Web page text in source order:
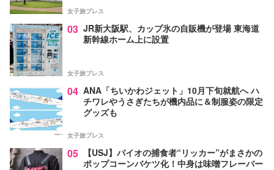
女子旅プレス
03 JR新大阪駅、カップ氷の自販機が登場 東海道
新幹線ホーム上に設置
女子旅プレス
04 ANA「ちいかわジェット」10月下旬就航へ ハ
チワレやうさぎたちが機内品に＆制服姿の限定
グッズも
女子旅プレス
05
【USJ】バイオの捕食者“リッカー”がまさかの
ポップコーンバケツ化！中身は味噌フレーバー